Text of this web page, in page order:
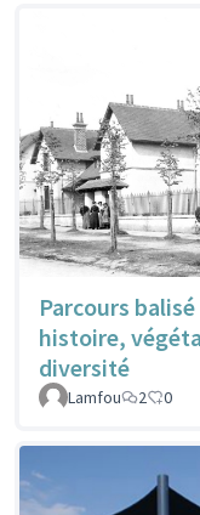
Parcours
histoire,
diversité
Lamfou 2 0